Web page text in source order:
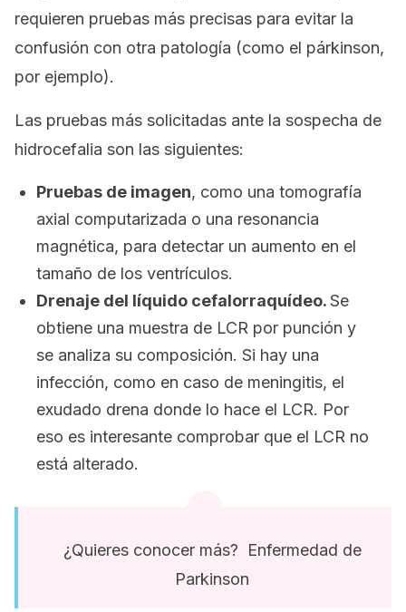
requieren pruebas más precisas para evitar la
confusión con otra patología (como el párkinson,
por ejemplo).
Las pruebas más solicitadas ante la sospecha de
hidrocefalia son las siguientes:
Pruebas de imagen, como una tomografía
axial computarizada o una resonancia
magnética, para detectar un aumento en el
tamaño de los ventrículos.
Drenaje del líquido cefalorraquídeo.Se
obtiene una muestra de LCR por punción y
se analiza su composición. Si hay una
infección, como en caso de meningitis, el
exudado drena donde lo hace el LCR. Por
eso es interesante comprobar que el LCR no
está alterado.
¿Quieres conocer más? Enfermedad de
Parkinson